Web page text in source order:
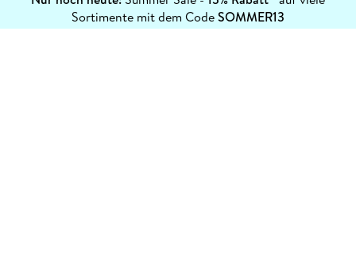
Sortimente mit dem CodeSOMMER13
erfahren